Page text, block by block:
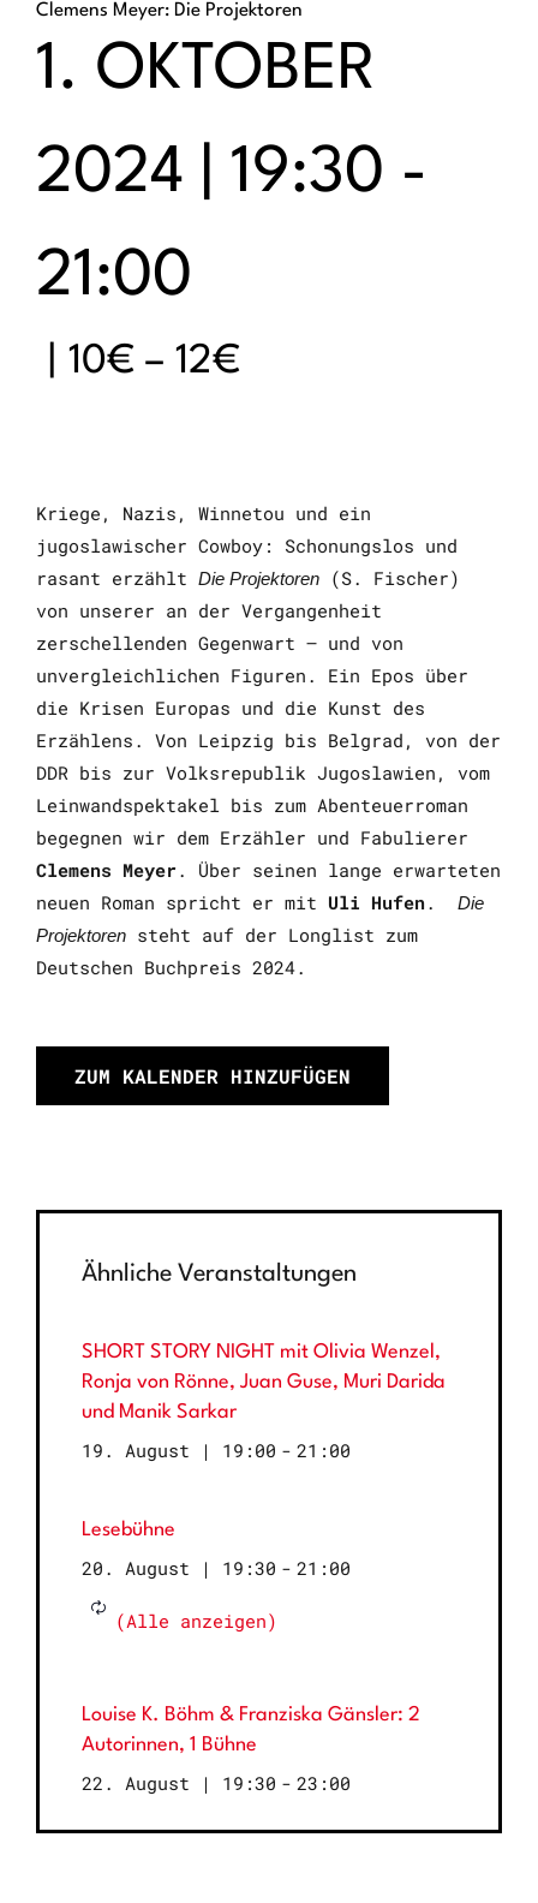
Clemens Meyer: Die Projektoren
1. OKTOBER
2024 | 19:30 -
21:00
10€ – 12€
Kriege, Nazis, Winnetou und ein
jugoslawischer Cowboy: Schonungslos und
rasant erzählt Die Projektoren (S. Fischer)
von unserer an der Vergangenheit
zerschellenden Gegenwart – und von
unvergleichlichen Figuren. Ein Epos über
die Krisen Europas und die Kunst des
Erzählens. Von Leipzig bis Belgrad, von der
DDR bis zur Volksrepublik Jugoslawien, vom
Leinwandspektakel bis zum Abenteuerroman
begegnen wir dem Erzähler und Fabulierer
Clemens Meyer. Über seinen lange erwarteten
neuen Roman spricht er mit Uli Hufen. Die
Projektoren steht auf der Longlist zum
Deutschen Buchpreis 2024.
ZUM KALENDER HINZUFÜGEN
Ähnliche Veranstaltungen
SHORT STORY NIGHT mit Olivia Wenzel,
Ronja von Rönne, Juan Guse, Muri Darida
und Manik Sarkar
19. August | 19:00 - 21:00
Lesebühne
20. August | 19:30 - 21:00
Louise K. Böhm & Franziska Gänsler: 2
Autorinnen, 1 Bühne
22. August | 19:30 - 23:00